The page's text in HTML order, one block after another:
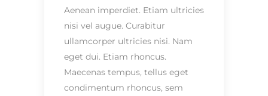
Aenean imperdiet. Etiam ultricies
nisi vel augue. Curabitur
ullamcorper ultricies nisi. Nam
eget dui. Etiam rhoncus.
Maecenas tempus, tellus eget
condimentum rhoncus, sem